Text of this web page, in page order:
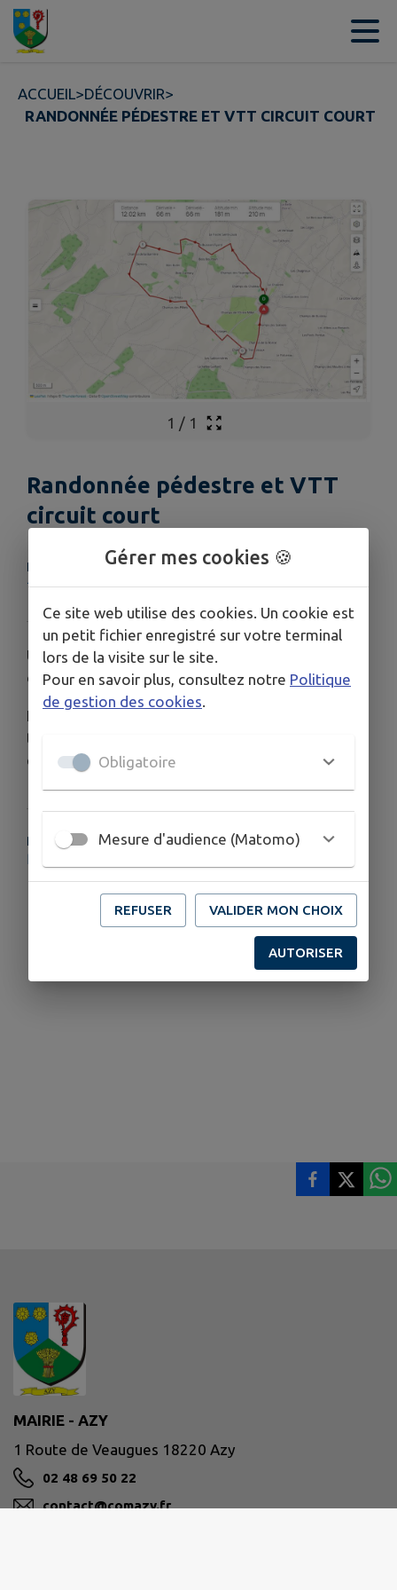
Contenu
ACCUEIL>DÉCOUVRIR>
RANDONNÉE PÉDESTRE ET VTT CIRCUIT COURT
1 / 1
Randonnée pédestre et VTT
circuit court
LIEU
18220 Azy
Une boucle de 12 kilomètres qui vous permettra
de découvrir les paysages de la commune d'Azy.
La signalétique bien visible vous permettra en
toute tranquillité de faire cette boucle à pied ou
en vélo tout terrain.
PLUS D'INFORMATIONS
MAIRIE - AZY
1 Route de Veaugues 18220 Azy
02 48 69 50 22
contact@comazy.fr
Gérer mes cookies 🍪
Ce site web utilise des cookies. Un cookie est
un petit fichier enregistré sur votre terminal
lors de la visite sur le site.
Pour en savoir plus, consultez notre Politique
de gestion des cookies
Obligatoire
Mesure d'audience (Matomo)
REFUSER VALIDER MON CHOIX
AUTORISER